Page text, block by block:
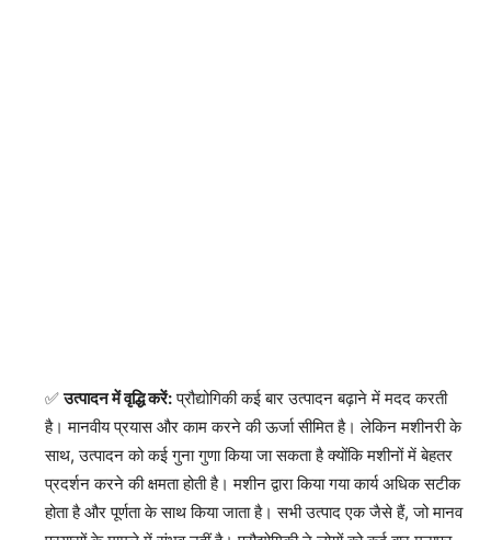
उत्पादन में वृद्धि करें:प्रौद्योगिकी कई बार उत्पादन बढ़ाने में मदद करती
है। मानवीय प्रयास और काम करने की ऊर्जा सीमित है। लेकिन मशीनरी के
साथ, उत्पादन को कई गुना गुणा किया जा सकता है क्योंकि मशीनों में बेहतर
प्रदर्शन करने की क्षमता होती है। मशीन द्वारा किया गया कार्य अधिक सटीक
होता है और पूर्णता के साथ किया जाता है। सभी उत्पाद एक जैसे हैं, जो मानव